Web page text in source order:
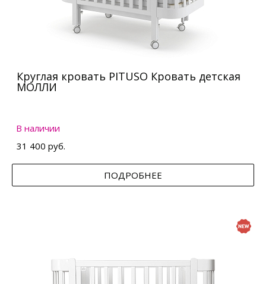
Круглая кровать PITUSO Кровать детская
МОЛЛИ
В наличии
31 400 руб.
ПОДРОБНЕЕ